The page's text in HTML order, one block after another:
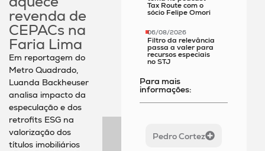
revenda de
CEPACs na
Faria Lima
Em reportagem do
Metro Quadrado,
Luanda Backheuser
analisa impacto da
especulação e dos
retrofits ESG na
valorização dos
títulos imobiliários
Tax Route com o
sócio Felipe Omori
06/08/2026
Filtro da relevância
passa a valer para
recursos especiais
no STJ
Para mais
informações:
Pedro Cortez